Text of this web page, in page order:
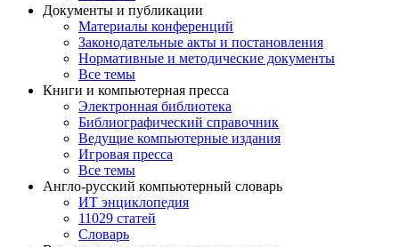
Документы и публикации
Материалы конференций
Законодательные акты и постановления
Нормативные и методические документы
Все темы
Книги и компьютерная пресса
Электронная библиотека
Библиографический справочник
Ведущие компьютерные издания
Игровая пресса
Все темы
Англо-русский компьютерный словарь
ИТ энциклопедия
11029 статей
Словарь